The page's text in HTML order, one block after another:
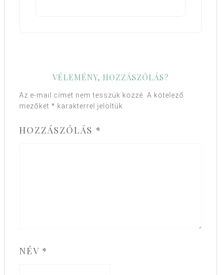
VÉLEMÉNY, HOZZÁSZÓLÁS?
Az e-mail címet nem tesszük közzé. A kötelező
mezőket * karakterrel jelöltük
HOZZÁSZÓLÁS *
NÉV *